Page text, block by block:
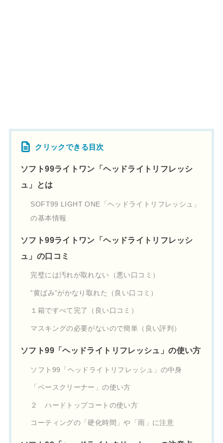
クリックできる目次
ソフト99ライトワン「ヘッドライトリフレッシ
ュ」とは
SOFT99 LIGHT ONE「ヘッドライトリフレッシュ」
の基本情報
ソフト99ライトワン「ヘッドライトリフレッシ
ュ」の口コミ
完璧には汚れが取れない（悪い口コミ）
‟黄ばみ”がかなり取れた（良い口コミ）
１箱ですべて完了（良い口コミ）
マスキングの必要がないので簡単（良い評判）
ソフト99「ヘッドライトリフレッシュ」の使い方
ソフト99「ヘッドライトリフレッシュ」の中身
「ベースクリーナー」の使い方
２ ハードトップコートの使い方
コーティングの「硬化時間」や「雨」に注意